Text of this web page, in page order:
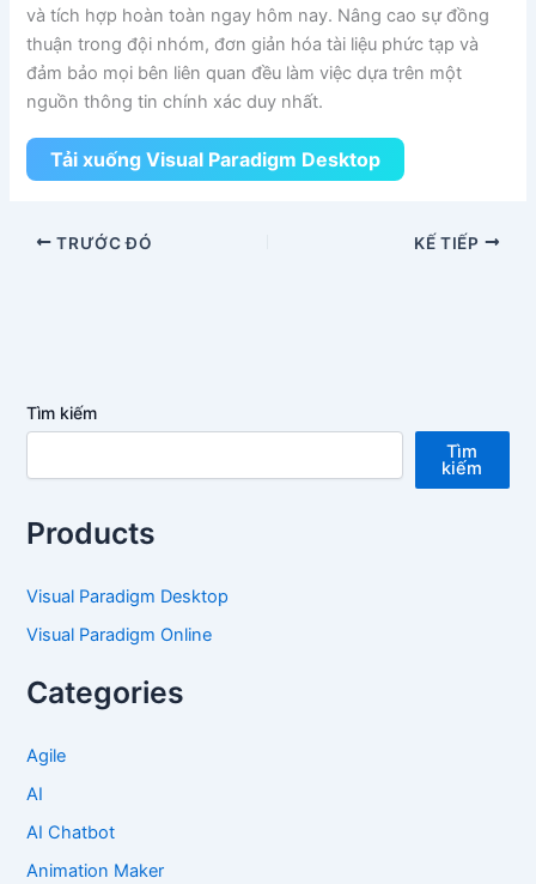
và tích hợp hoàn toàn ngay hôm nay. Nâng cao sự đồng
thuận trong đội nhóm, đơn giản hóa tài liệu phức tạp và
đảm bảo mọi bên liên quan đều làm việc dựa trên một
nguồn thông tin chính xác duy nhất.
Tải xuống Visual Paradigm Desktop
TRƯỚC ĐÓ KẾ TIẾP
Tìm kiếm
Tìm
kiếm
Products
Visual Paradigm Desktop
Visual Paradigm Online
Categories
Agile
AI
AI Chatbot
Animation Maker